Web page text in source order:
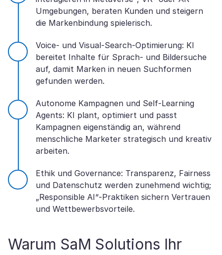
Umgebungen, beraten Kunden und steigern
die Markenbindung spielerisch.
Voice- und Visual-Search-Optimierung: KI
bereitet Inhalte für Sprach- und Bildersuche
auf, damit Marken in neuen Suchformen
gefunden werden.
Autonome Kampagnen und Self-Learning
Agents: KI plant, optimiert und passt
Kampagnen eigenständig an, während
menschliche Marketer strategisch und kreativ
arbeiten.
Ethik und Governance: Transparenz, Fairness
und Datenschutz werden zunehmend wichtig;
„Responsible AI“-Praktiken sichern Vertrauen
und Wettbewerbsvorteile.
Warum SaM Solutions Ihr